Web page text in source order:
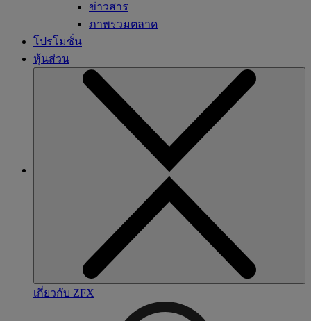
ข่าวสาร
ภาพรวมตลาด
โปรโมชั่น
หุ้นส่วน
เกี่ยวกับ ZFX